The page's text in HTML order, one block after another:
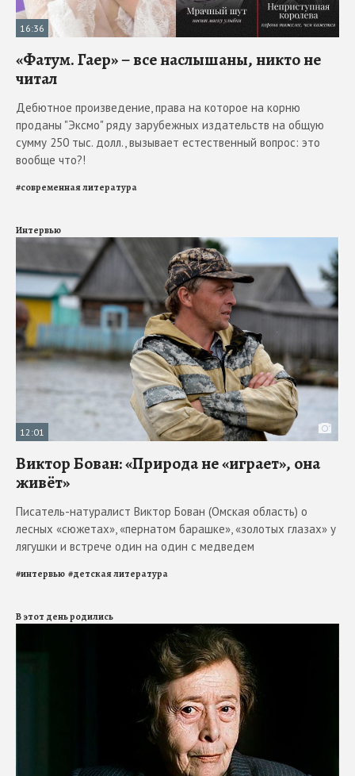
16:36
«Фатум. Гаер» – все наслышаны, никто не
читал
Дебютное произведение, права на которое на корню
проданы "Эксмо" ряду зарубежных издательств на общую
сумму 250 тыс. долл., вызывает естественный вопрос: это
вообще что?!
#современная литература
Интервью
12:01
Виктор Бован: «Природа не «играет», она
живёт»
Писатель-натуралист Виктор Бован (Омская область) о
лесных «сюжетах», «пернатом барашке», «золотых глазах» у
лягушки и встрече один на один с медведем
#интервью #детская литература
В этот день родились